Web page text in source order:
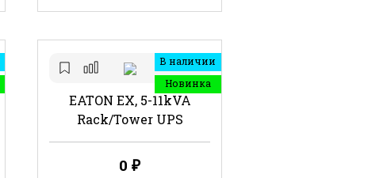
В наличии
Новинка
EATON EX, 5-11kVA
Rack/Tower UPS
0₽